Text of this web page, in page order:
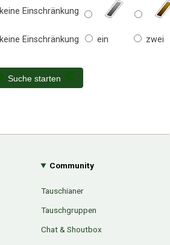
keine Einschränkung
keine Einschränkung ein zwei
Suche starten
Community
Tauschianer
Tauschgruppen
Chat & Shoutbox